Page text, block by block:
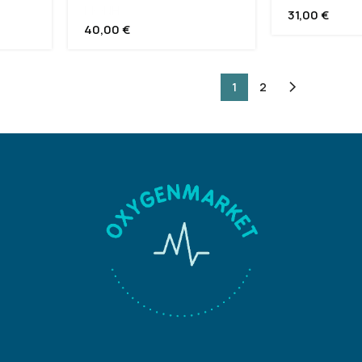
40,00€
31,00€
1 2